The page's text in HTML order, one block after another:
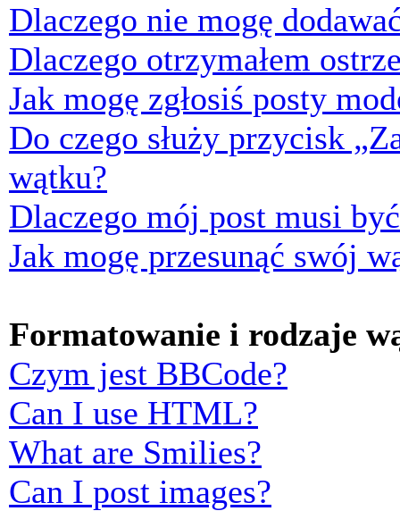
Dlaczego nie mogę
Dlaczego otrzymałem
Jak mogę zgłosiś posty
Do czego służy przycisk
wątku?
Dlaczego mój post musi
Jak mogę przesunąć swój
Formatowanie i rodzaje
Czym jest BBCode?
Can I use HTML?
What are Smilies?
Can I post images?